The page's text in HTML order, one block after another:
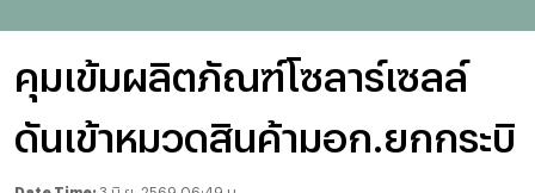
คุมเข้มผลิตภัณฑ์โซลาร์เซลล์
ดันเข้าหมวดสินค้ามอก.ยกกระบิ